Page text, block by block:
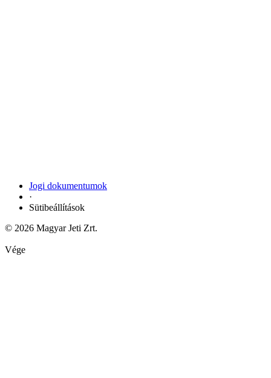
Jogi dokumentumok
·
Sütibeállítások
© 2026 Magyar Jeti Zrt.
Vége